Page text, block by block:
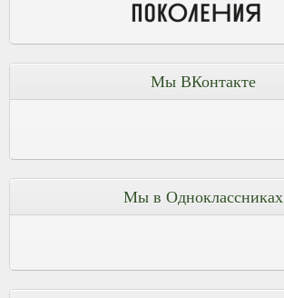
Мы ВКонтакте
Мы в Одноклассниках